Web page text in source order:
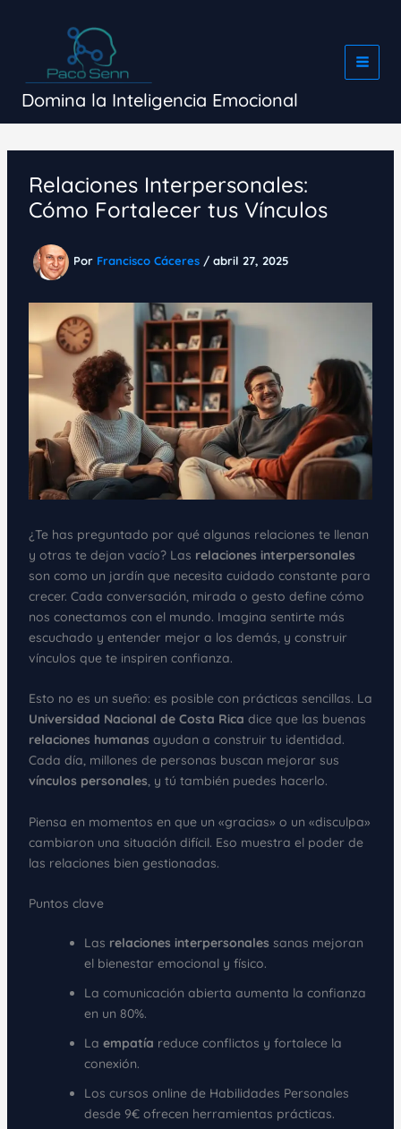
Domina la Inteligencia Emocional
Relaciones Interpersonales:
Cómo Fortalecer tus Vínculos
Por Francisco Cáceres / abril 27, 2025
¿Te has preguntado por qué algunas relaciones te llenan
y otras te dejan vacío? Las relaciones interpersonales
son como un jardín que necesita cuidado constante para
crecer. Cada conversación, mirada o gesto define cómo
nos conectamos con el mundo. Imagina sentirte más
escuchado y entender mejor a los demás, y construir
vínculos que te inspiren confianza.
Esto no es un sueño: es posible con prácticas sencillas. La
Universidad Nacional de Costa Rica dice que las buenas
relaciones humanas ayudan a construir tu identidad.
Cada día, millones de personas buscan mejorar sus
vínculos personales, y tú también puedes hacerlo.
Piensa en momentos en que un «gracias» o un «disculpa»
cambiaron una situación difícil. Eso muestra el poder de
las relaciones bien gestionadas.
Puntos clave
Las relaciones interpersonales sanas mejoran
el bienestar emocional y físico.
La comunicación abierta aumenta la confianza
en un 80%.
La empatía reduce conflictos y fortalece la
conexión.
Los cursos online de Habilidades Personales
desde 9€ ofrecen herramientas prácticas.